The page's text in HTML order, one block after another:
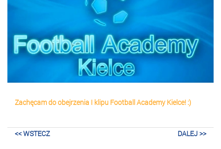
Zachęcam do obejrzenia I klipu Football Academy Kielce! :)
<< WSTECZ DALEJ >>